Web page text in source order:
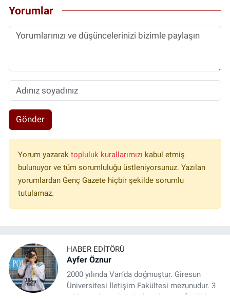
Yorumlar
Gönder
Yorum yazarak topluluk kurallarımızı kabul etmiş
bulunuyor ve tüm sorumluluğu üstleniyorsunuz. Yazılan
yorumlardan Genç Gazete hiçbir şekilde sorumlu
tutulamaz.
HABER EDITÖRÜ
Ayfer Öznur
2000 yılında Van’da doğmuştur. Giresun
Üniversitesi İletişim Fakültesi mezunudur. 3
yıldır medya sektöründe çalışıyor. Özelikle